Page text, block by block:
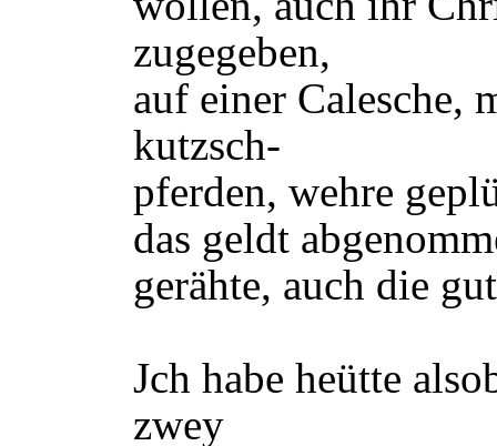
zugegeben,
auf einer Calesche,
kutzsch-
pferden, wehre
das geldt
gerähte, auch die
Jch habe heütte
zwey